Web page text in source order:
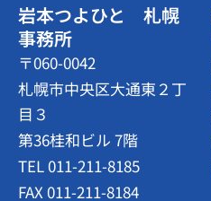
岩本つよひと 札幌
事務所
〒060-0042
札幌市中央区大通東２丁
目３
第36桂和ビル 7階
TEL 011-211-8185
FAX 011-211-8184